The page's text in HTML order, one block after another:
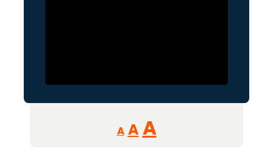
A
Reducir
tamaño
A Restablecer
AAumentar